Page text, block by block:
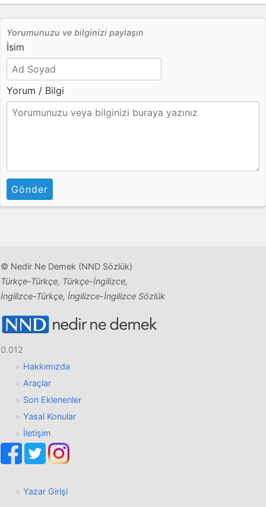
Yorumunuzu ve bilginizi paylaşın
İsim
Yorum / Bilgi
Gönder
© Nedir Ne Demek (NND Sözlük)
Türkçe-Türkçe, Türkçe-İngilizce,
İngilizce-Türkçe, İngilizce-İngilizce Sözlük
0.012
Hakkımızda
Araçlar
Son Eklenenler
Yasal Konular
İletişim
Yazar Girişi